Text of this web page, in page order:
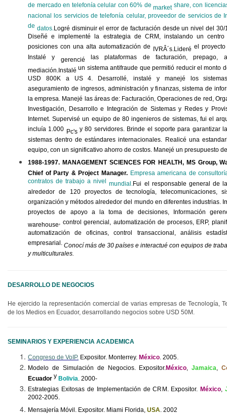
de mercado en telefonía celular con 60% demarketshare, con
nacional los servicios de telefonía celular, proveedor de servicios de
de datos. Logré disminuir el error de facturación desde un nivel del 30/
Diseñé e implementé la estrategia de CRM, instalando un
posiciones con una alta automatización de IVRÂ´s .Lideré el
Instalé y
gerencié las plataformas de facturación, prepago,
mediación.Instalé un sistema antifraude que permitió reducir el monto
USD 800K a US 4. Desarrollé, instalé y manejé los
aseguramiento de ingresos, administración y finanzas, sistema de
la empresa. Manejé las áreas de: Facturación, Operaciones de red,
Investigación, Desarrollo e Integración de Sistemas y Redes y
Internet. Supervisé un equipo de 80 ingenieros de sistemas, fui el
incluía 1.000 Pc'sy 80 servidores. Brinde el soporte para garantizar
sistemas dentro de estándares internacionales. Realicé una
equipo, con un significativo ahorro de costos. Manejé un presupuesto
1988-1997. MANAGEMENT SCIENCES FOR HEALTH, MS Group,
Chief ofParty & Project Manager. Empresa americana de
contratos de trabajo a nivelmundial. Fui el responsable general de
alrededor de 120 proyectos de tecnología, telecomunicaciones,
organización y métodos alrededor del mundo en diferentes industrias.
proyectos de apoyo a la toma de decisiones, Información
warehouse, control gerencial, automatización de procesos, ERP,
automatización de oficinas, control transaccional, análisis
empresarial. Conocí más de 30 países e interactué con equipos de
y multiculturales.
DESARROLLO DE NEGOCIOS
He ejercido la representación comercial de varias empresas de Tecnología,
de los Medios en Ecuador, desarrollando negocios sobre USD 50M.
SEMINARIOS Y EXPERIENCIA ACADEMICA
Congreso de VoIP. Expositor. Monterrey. México . 2005
Modelo de Simulación de Negocios. Expositor.México ,Jamaica ,
Ecuador y Bolivia . 2000-
Estrategias Exitosas de Implementación de CRM. Expositor.México ,
2002-2005.
Mensajería Móvil. Expositor. Miami Florida, USA . 2002